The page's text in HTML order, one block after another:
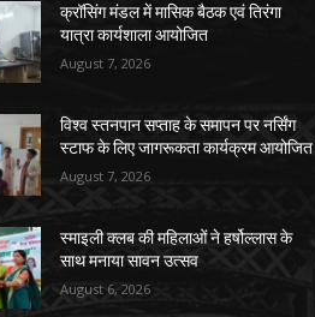
क्रॉसिंग मंडल में मासिक बैठक एवं तिरंगा
यात्रा कार्यशाला आयोजित
August 7, 2026
विश्व स्तनपान सप्ताह के समापन पर नर्सिंग
स्टाफ के लिए जागरूकता कार्यक्रम आयोजित
August 7, 2026
स्माइली क्लब की महिलाओं ने हर्षोल्लास के
साथ मनाया सावन उत्सव
August 6, 2026